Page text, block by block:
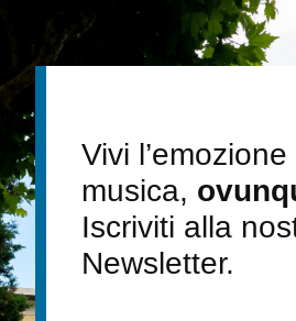
Vivi
musica,
Iscriviti alla
Newsletter.